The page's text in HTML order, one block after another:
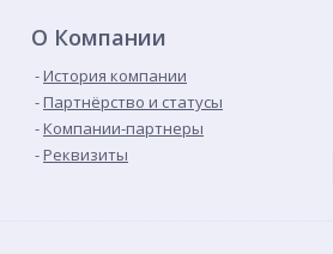
О Компании
История компании
Партнёрство и статусы
Компании-партнеры
Реквизиты